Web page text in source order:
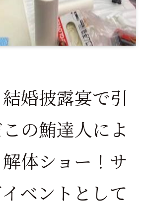
婚披露宴で引
の鮪達人によ
体ショー！サ
ベントとして